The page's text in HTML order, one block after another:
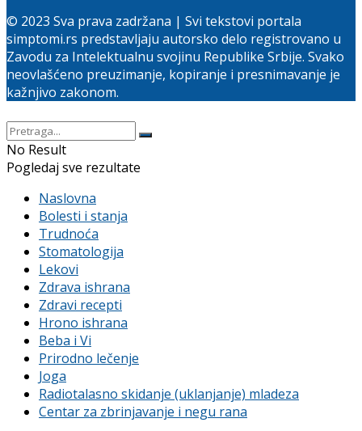
© 2023 Sva prava zadržana | Svi tekstovi portala
simptomi.rs predstavljaju autorsko delo registrovano u
Zavodu za Intelektualnu svojinu Republike Srbije. Svako
neovlašćeno preuzimanje, kopiranje i presnimavanje je
kažnjivo zakonom.
No Result
Pogledaj sve rezultate
Naslovna
Bolesti i stanja
Trudnoća
Stomatologija
Lekovi
Zdrava ishrana
Zdravi recepti
Hrono ishrana
Beba i Vi
Prirodno lečenje
Joga
Radiotalasno skidanje (uklanjanje) mladeza
Centar za zbrinjavanje i negu rana